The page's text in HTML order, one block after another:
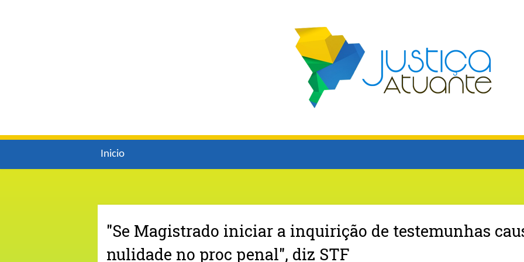
Inicio
"Se Magistrado iniciar a inquirição de testemunhas
nulidade no proc penal", diz STF